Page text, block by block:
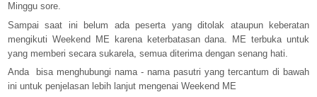
Minggu sore.
Sampai saat ini belum ada peserta yang ditolak ataupun keberatan
mengikuti Weekend ME karena keterbatasan dana. ME terbuka untuk
yang memberi secara sukarela, semua diterima dengan senang hati.
Anda bisa menghubungi nama - nama pasutri yang tercantum di bawah
ini untuk penjelasan lebih lanjut mengenai Weekend ME